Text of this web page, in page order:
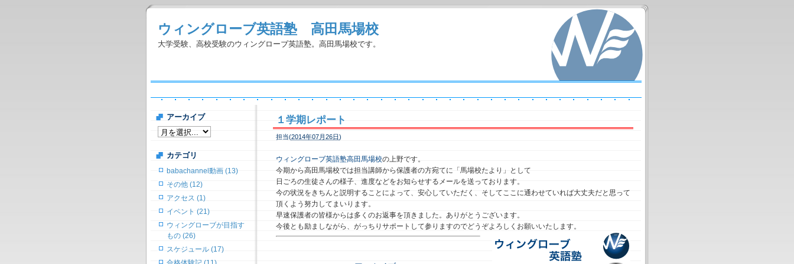
ウィングローブ英語塾 高田馬場校
大学受験、高校受験のウィングローブ英語塾。高田馬場校です。
１学期レポート
担当(2014年07月26日)
ウィングローブ英語塾高田馬場校の上野です。
今期から高田馬場校では担当講師から保護者の方宛てに「馬場校たより」として
日ごろの生徒さんの様子、進度などをお知らせするメールを送っております。
今の状況をきちんと説明することによって、安心していただく、そしてここに通わせていれば大丈夫だと思って
頂くよう努力してまいります。
早速保護者の皆様からは多くのお返事を頂きました。ありがとうございます。
今後とも励ましながら、がっちりサポートして参りますのでどうぞよろしくお願いいたします。
アーカイブ
カテゴリ
babachannel動画 (13)
その他 (12)
アクセス (1)
イベント (21)
ウィングローブが目指す
もの (26)
スケジュール (17)